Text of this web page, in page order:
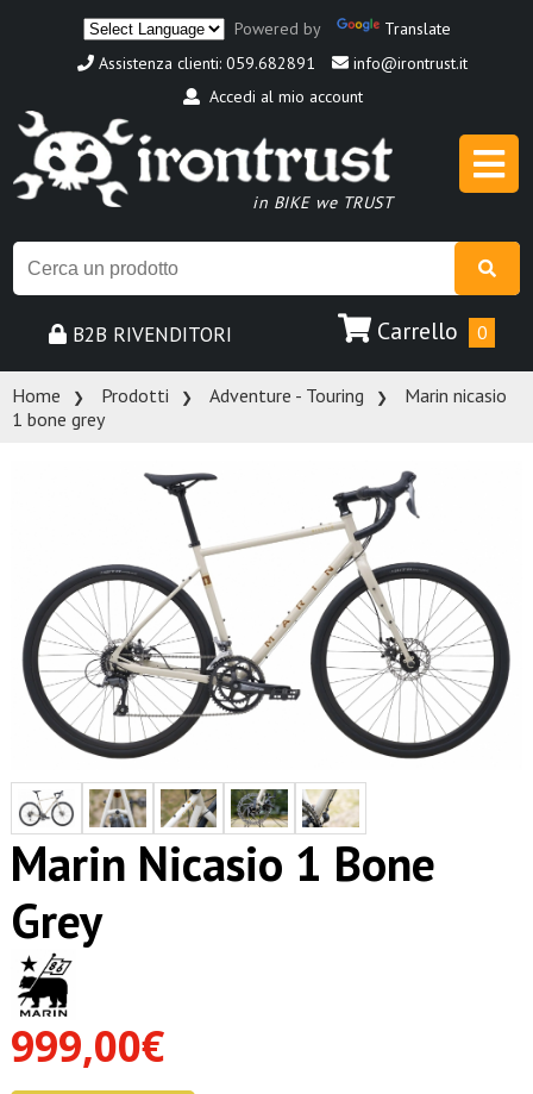
Powered by
Translate
Assistenza clienti: 059.682891
info@irontrust.it
Accedi al mio account
in BIKE we TRUST
B2B RIVENDITORI Carrello 0
Home Prodotti Adventure - Touring
Marin nicasio
1 bone grey
Marin Nicasio 1 Bone
Grey
999,00€